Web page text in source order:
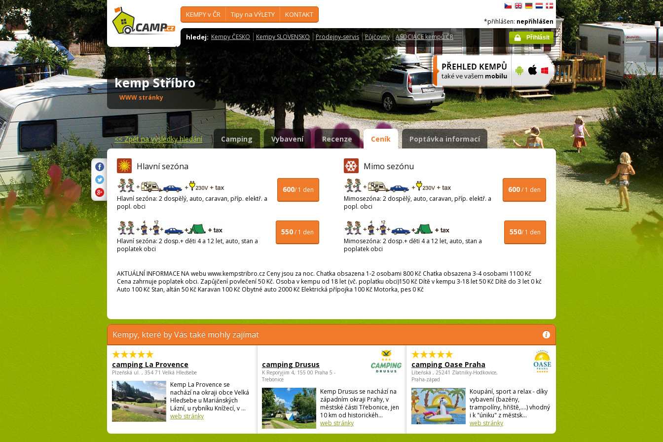
KEMPY v ČR Tipy na VÝLETY KONTAKT
hledej: Kempy ČESKO Kempy SLOVENSKO Prodejny-servis Půjčovny ASOCIACE kempů ČR
*přihlášen: nepřihlášen
Přihlásit
kemp Stříbro
WWW stránky
<<Zpět na výsledky hledání Camping Vybavení Recenze Ceník Poptávka informací
Hlavní sezóna
600/ 1 den
Hlavní sezóna: 2 dospělý, auto, caravan, příp. elektř. a
popl. obci
550/ 1 den
Hlavní sezóna: 2 dosp.+ děti 4 a 12 let, auto, stan a
poplatek obci
Mimo sezónu
600/ 1 den
Mimosezóna: 2 dospělý, auto, caravan, příp. elektř. a
popl. obci
550/ 1 den
Mimosezóna: 2 dosp.+ děti 4 a 12 let, auto, stan a
poplatek obci
AKTUÁLNÍ INFORMACE NA webu www.kempstribro.cz Ceny jsou za noc. Chatka obsazena 1-2 osobami 800 Kč Chatka obsazena 3-4 osobami 1100 Kč
Cena zahrnuje poplatek obci. Zapůjčení povlečení 50 Kč. Osoba v kempu od 18 let (vč. poplatku obci)150 Kč Dítě v kempu 3-18 let 50 Kč Dítě do 3 let 0 kč
Auto 100 Kč Stan, altán 50 Kč Karavan 100 Kč Obytné auto 2000 Kč Elektrická přípojka 100 Kč Motorka, pes 0 Kč
Kempy, které by Vás také mohly zajímat
camping La Provence
Plzeňská ul. , 354 71 Velká Hleďsebe
Kemp La Provence se
nachází na okraji obce Velká
Hleďsebe u Mariánských
Lázní, u rybníku Knížecí, v ...
web stránky
camping Drusus
K Reporyjim 4, 155 00 Praha 5 -
Trebonice
Kemp Drusus se nachází na
západním okraji Prahy, v
městské části Třebonice, jen
10 km od historickéh...
web stránky
camping Oase Praha
Libeňská , 25241 Zlatníky-Hodkovice,
Praha-západ
Koupání, sport a relax - díky
vybavení (bazény,
trampolíny, hřiště,....) vhodný
i k "úniku" z městsk...
web stránky